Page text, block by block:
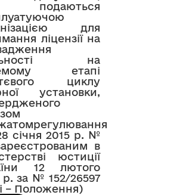
подаються
для
ліцензії на
на
етапі
циклу
установки,
січня 2015 р. №
в
юстиції
12 лютого
р. за № 152/26597
– Положення)